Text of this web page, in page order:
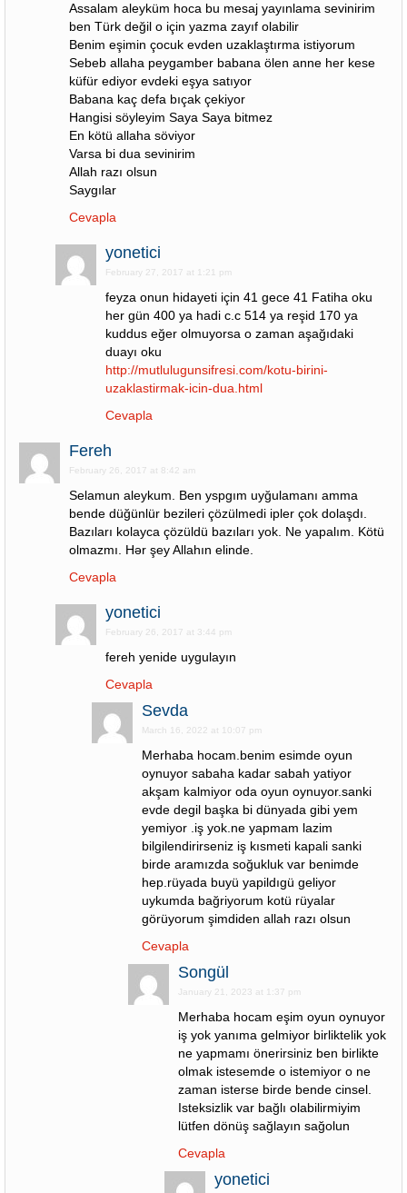
Assalam aleyküm hoca bu mesaj yayınlama sevinirim
ben Türk değil o için yazma zayıf olabilir
Benim eşimin çocuk evden uzaklaştırma istiyorum
Sebeb allaha peygamber babana ölen anne her kese
küfür ediyor evdeki eşya satıyor
Babana kaç defa bıçak çekiyor
Hangisi söyleyim Saya Saya bitmez
En kötü allaha söviyor
Varsa bi dua sevinirim
Allah razı olsun
Saygılar
Cevapla
yonetici
February 27, 2017 at 1:21 pm
feyza onun hidayeti için 41 gece 41 Fatiha oku
her gün 400 ya hadi c.c 514 ya reşid 170 ya
kuddus eğer olmuyorsa o zaman aşağıdaki
duayı oku
http://mutlulugunsifresi.com/kotu-birini-
uzaklastirmak-icin-dua.html
Cevapla
Fereh
February 26, 2017 at 8:42 am
Selamun aleykum. Ben yspgım uyğulamanı amma
bende düğünlür bezileri çözülmedi ipler çok dolaşdı.
Bazıları kolayca çözüldü bazıları yok. Ne yapalım. Kötü
olmazmı. Hər şey Allahın elinde.
Cevapla
yonetici
February 26, 2017 at 3:44 pm
fereh yenide uygulayın
Cevapla
Sevda
March 16, 2022 at 10:07 pm
Merhaba hocam.benim esimde oyun
oynuyor sabaha kadar sabah yatiyor
akşam kalmiyor oda oyun oynuyor.sanki
evde degil başka bi dünyada gibi yem
yemiyor .iş yok.ne yapmam lazim
bilgilendirirseniz iş kısmeti kapali sanki
birde aramızda soğukluk var benimde
hep.rüyada buyü yapildıgü geliyor
uykumda bağriyorum kotü rüyalar
görüyorum şimdiden allah razı olsun
Cevapla
Songül
January 21, 2023 at 1:37 pm
Merhaba hocam eşim oyun oynuyor
iş yok yanıma gelmiyor birliktelik yok
ne yapmamı önerirsiniz ben birlikte
olmak istesemde o istemiyor o ne
zaman isterse birde bende cinsel.
Isteksizlik var bağlı olabilirmiyim
lütfen dönüş sağlayın sağolun
Cevapla
yonetici